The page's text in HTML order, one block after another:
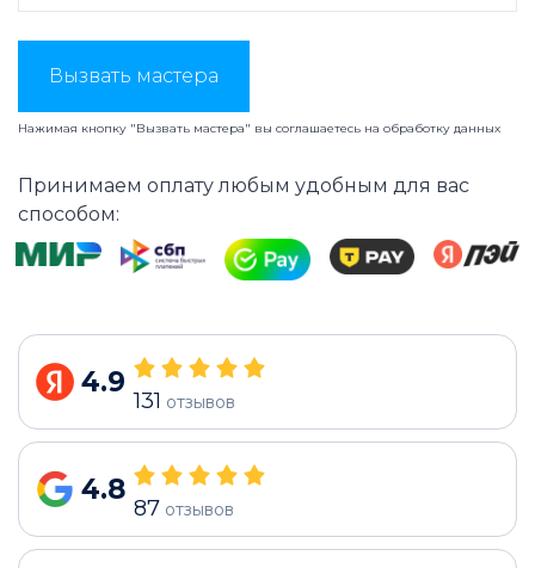
Вызвать мастера
Нажимая кнопку "Вызвать мастера" вы соглашаетесь на обработку данных
Принимаем оплату любым удобным для вас
способом:
4.9
131 отзывов
4.8
87 отзывов